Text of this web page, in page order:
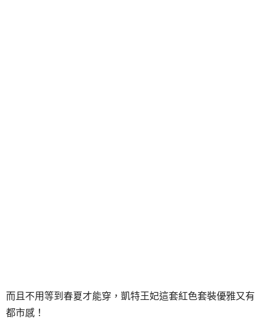
而且不用等到春夏才能穿，凱特王妃這套紅色套裝優雅又有
都市感！